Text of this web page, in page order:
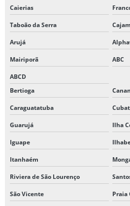
Caierias
Taboão da Serra
Arujá
Mairiporã ABC
ABCD
Bertioga
Caraguatatuba
Guarujá Ilha
Iguape
Itanhaém
Riviera de São Lourenço
São Vicente Praia